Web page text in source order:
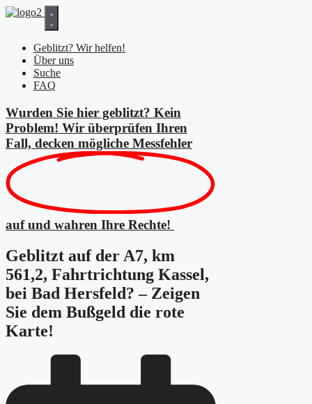
Zum
Geblitzt? Wir helfen!
Über uns
Suche
FAQ
Wurden Sie hier geblitzt? Kein
Problem! Wir überprüfen Ihren
Fall, decken mögliche Messfehler
auf und wahren Ihre Rechte!
Geblitzt auf der A7, km
561,2, Fahrtrichtung Kassel,
bei Bad Hersfeld? – Zeigen
Sie dem Bußgeld die rote
Karte!